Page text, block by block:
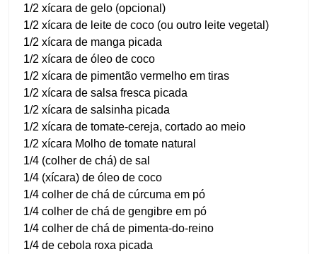
1/2 xícara de gelo (opcional)
1/2 xícara de leite de coco (ou outro leite vegetal)
1/2 xícara de manga picada
1/2 xícara de óleo de coco
1/2 xícara de pimentão vermelho em tiras
1/2 xícara de salsa fresca picada
1/2 xícara de salsinha picada
1/2 xícara de tomate-cereja, cortado ao meio
1/2 xícara Molho de tomate natural
1/4 (colher de chá) de sal
1/4 (xícara) de óleo de coco
1/4 colher de chá de cúrcuma em pó
1/4 colher de chá de gengibre em pó
1/4 colher de chá de pimenta-do-reino
1/4 de cebola roxa picada